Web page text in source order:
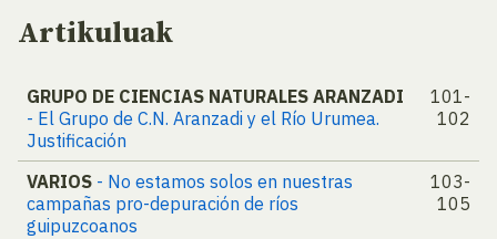
Artikuluak
GRUPO DE CIENCIAS NATURALES ARANZADI
- El Grupo de C.N. Aranzadi y el Río Urumea.
Justificación
101-
102
VARIOS - No estamos solos en nuestras
campañas pro-depuración de ríos
guipuzcoanos
103-
105